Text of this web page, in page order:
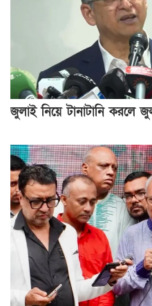
জুলাই নিয়ে টানাটানি করলে